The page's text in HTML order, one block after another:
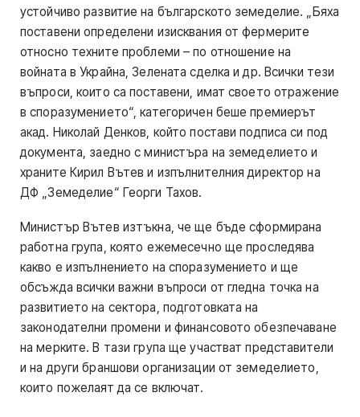
устойчиво развитие на българското земеделие. „Бяха
поставени определени изисквания от фермерите
относно техните проблеми – по отношение на
войната в Украйна, Зелената сделка и др. Всички тези
въпроси, които са поставени, имат своето отражение
в споразумението“, категоричен беше премиерът
акад. Николай Денков, който постави подписа си под
документа, заедно с министъра на земеделието и
храните Кирил Вътев и изпълнителния директор на
ДФ „Земеделие“ Георги Тахов.
Министър Вътев изтъкна, че ще бъде сформирана
работна група, която ежемесечно ще проследява
какво е изпълнението на споразумението и ще
обсъжда всички важни въпроси от гледна точка на
развитието на сектора, подготовката на
законодателни промени и финансовото обезпечаване
на мерките. В тази група ще участват представители
и на други браншови организации от земеделието,
които пожелаят да се включат.